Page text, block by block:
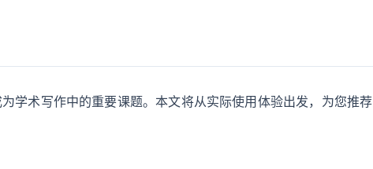
学术写作中的重要课题。本文将从实际使用体验出发，为您推荐